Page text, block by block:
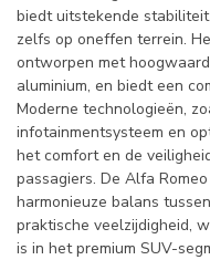
biedt uitstekende
zelfs op oneffen terrein.
ontworpen met
aluminium, en biedt een
Moderne technologieën,
infotainmentsysteem en
het comfort en de
passagiers. De Alfa
harmonieuze balans
praktische veelzijdigheid,
is in het premium SUV-